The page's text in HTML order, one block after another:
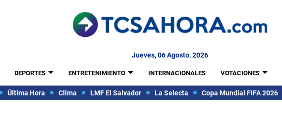
Jueves, 06 Agosto, 2026
DEPORTES ENTRETENIMIENTO INTERNACIONALES VOTACIONES
Última Hora Clima LMF El Salvador La Selecta Copa Mundial FIFA 2026